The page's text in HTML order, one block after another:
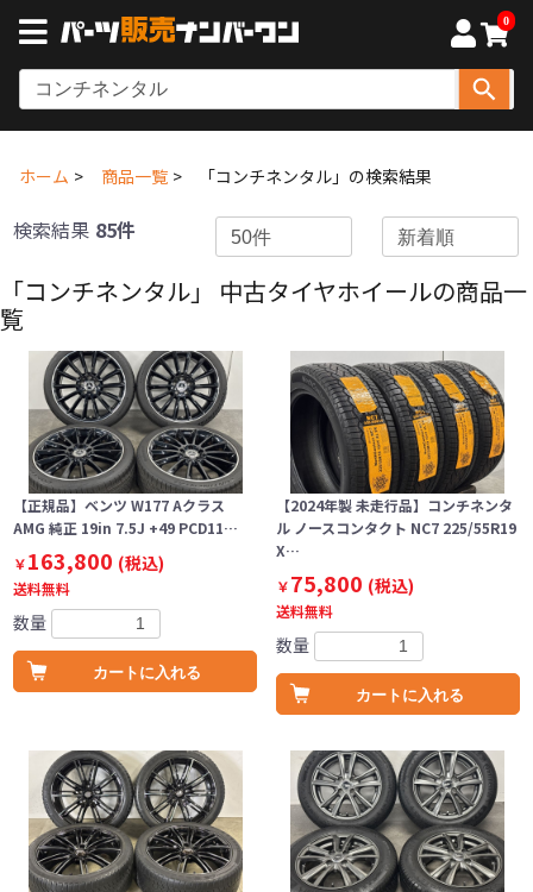
0
ホーム 商品一覧 「コンチネンタル」の検索結果
検索結果 85件
「コンチネンタル」 中古タイヤホイールの商品一
覧
【正規品】ベンツ W177 Aクラス
AMG 純正 19in 7.5J +49 PCD11…
￥163,800 (税込)
送料無料
数量
カートに入れる
【2024年製 未走行品】コンチネンタ
ル ノースコンタクト NC7 225/55R19
X…
￥75,800 (税込)
送料無料
数量
カートに入れる